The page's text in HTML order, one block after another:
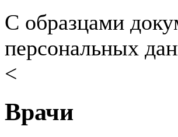
С образцами
персональных
<
Врачи